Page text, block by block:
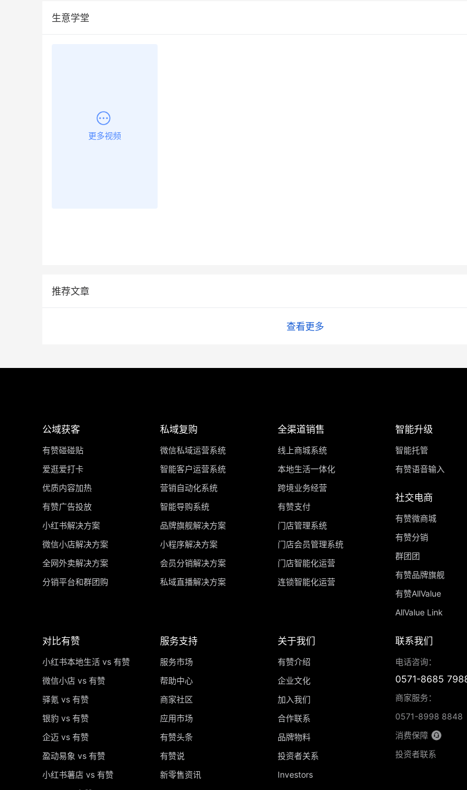
生意学堂
更多视频
推荐文章
查看更多
公域获客
有赞碰碰贴
爱逛爱打卡
优质内容加热
有赞广告投放
小红书解决方案
微信小店解决方案
全网外卖解决方案
分销平台和群团购
私域复购
微信私域运营系统
智能客户运营系统
营销自动化系统
智能导购系统
品牌旗舰解决方案
小程序解决方案
会员分销解决方案
私域直播解决方案
全渠道销售
线上商城系统
本地生活一体化
跨境业务经营
有赞支付
门店管理系统
门店会员管理系统
门店智能化运营
连锁智能化运营
智能升级
智能托管
有赞语音输入
社交电商
有赞微商城
有赞分销
群团团
有赞品牌旗舰
有赞AllValue
AllValue Link
对比有赞
小红书本地生活 vs 有赞
微信小店 vs 有赞
驿氪 vs 有赞
银豹 vs 有赞
企迈 vs 有赞
盈动易象 vs 有赞
小红书薯店 vs 有赞
服务支持
服务市场
帮助中心
商家社区
应用市场
有赞头条
有赞说
新零售资讯
关于我们
有赞介绍
企业文化
加入我们
合作联系
品牌物料
投资者关系
Investors
联系我们
电话咨询：
0571-8685
商家服务：
0571-8998 8848
消费保障
投资者联系